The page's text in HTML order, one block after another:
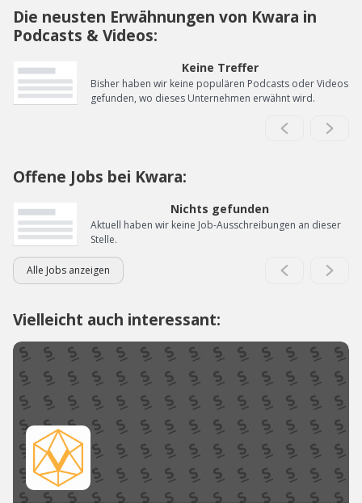
Die neusten Erwähnungen von Kwara in
Podcasts & Videos:
Keine Treffer
Bisher haben wir keine populären Podcasts oder Videos
gefunden, wo dieses Unternehmen erwähnt wird.
Offene Jobs bei Kwara:
Nichts gefunden
Aktuell haben wir keine Job-Ausschreibungen an dieser
Stelle.
Alle Jobs anzeigen
Vielleicht auch interessant: